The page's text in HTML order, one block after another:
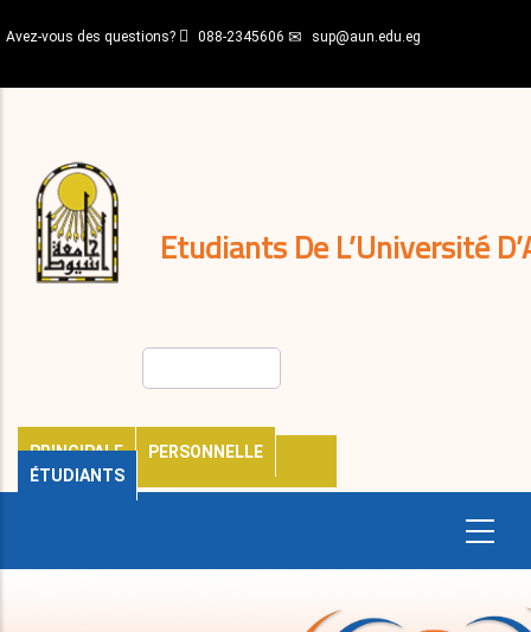
au
principal
Avez-vous des questions? 088-2345606 sup@aun.edu.eg
Etudiants De L’Université
PRINCIPALE
PERSONNELLE
ÉTUDIANTS
décisions
Expatriés
Journal